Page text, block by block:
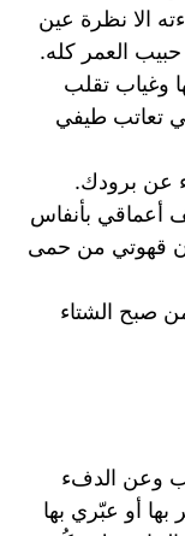
الا نظرة عين
العمر كله.
وغياب تقلب
تعاتب طيفي
عن برودك.
أعماقي بأنفاس
قهوتي من حمى
صبح الشتاء
وعن الدفء
بها أو عبّري بها